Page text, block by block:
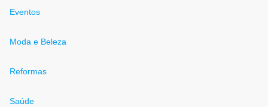
Eventos
Moda e Beleza
Reformas
Saúde